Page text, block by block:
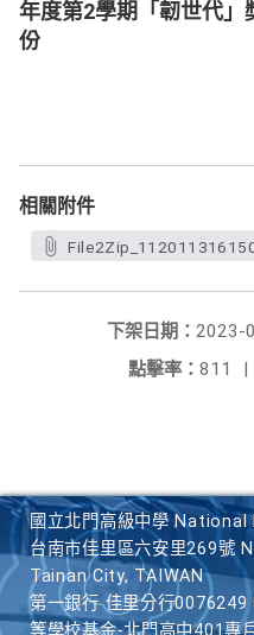
年度第2學期「韌世代」
份
相關附件
下架日期： 2023-
點擊率： 811 |
國立北門高級中學
台南市佳里區六安里269號
Tainan City, TAIWAN
第一銀行 佳里分行
等學校基金-北門高中401專